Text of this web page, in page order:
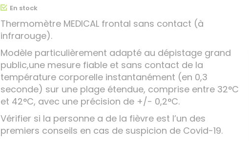
En stock
Thermomètre MEDICAL frontal sans contact (à
infrarouge).
Modèle particulièrement adapté au dépistage grand
public,une mesure fiable et sans contact de la
température corporelle instantanément (en 0,3
seconde) sur une plage étendue, comprise entre 32°C
et 42°C, avec une précision de +/- 0,2°C.
Vérifier si la personne a de la fièvre est l’un des
premiers conseils en cas de suspicion de Covid-19.